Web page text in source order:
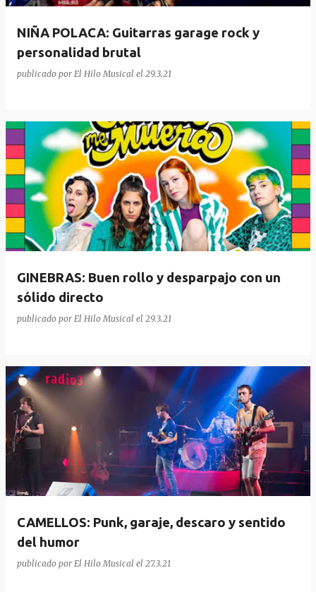
NIÑA POLACA: Guitarras garage rock y
personalidad brutal
publicado por El Hilo Musical el 29.3.21
GINEBRAS: Buen rollo y desparpajo con un
sólido directo
publicado por El Hilo Musical el 29.3.21
CAMELLOS: Punk, garaje, descaro y sentido
del humor
publicado por El Hilo Musical el 27.3.21